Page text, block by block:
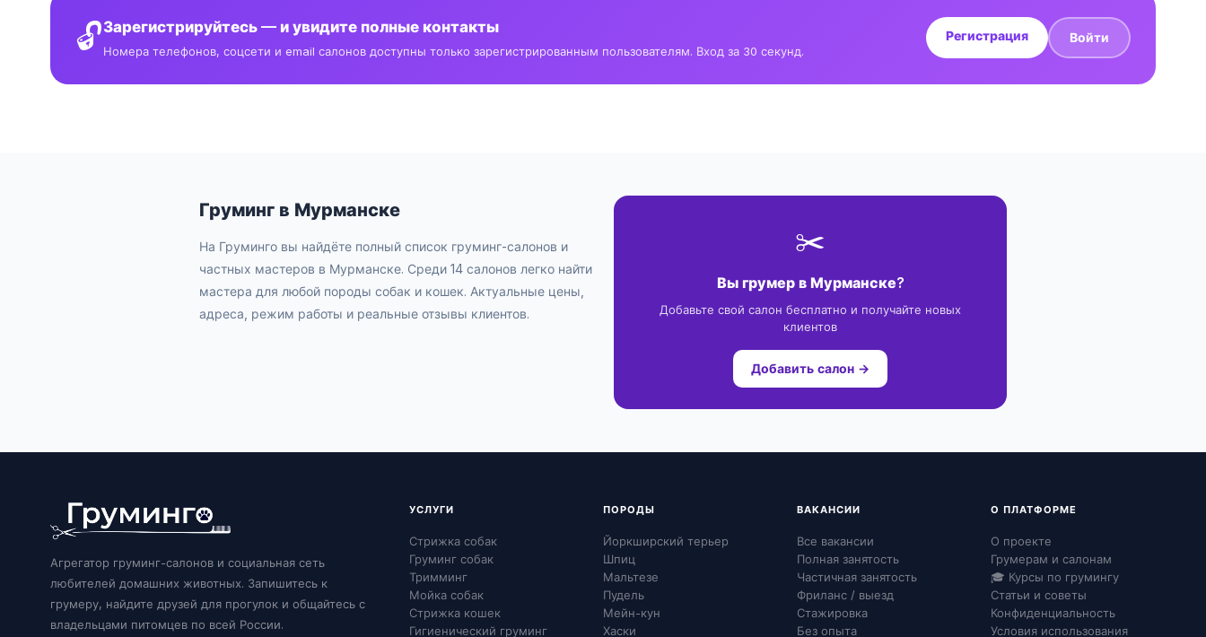
🔓Зарегистрируйтесь — и увидите полные контакты
Номера телефонов, соцсети и email салонов доступны только зарегистрированным пользователям. Вход за 30 секунд.
Регистрация Войти
Груминг в Мурманске
На Груминго вы найдёте полный список груминг-салонов и
частных мастеров в Мурманске. Среди 14 салонов легко найти
мастера для любой породы собак и кошек. Актуальные цены,
адреса, режим работы и реальные отзывы клиентов.
✂️
Вы грумер в Мурманске?
Добавьте свой салон бесплатно и получайте новых
клиентов
Добавить салон →
Агрегатор груминг-салонов и социальная сеть
любителей домашних животных. Запишитесь к
грумеру, найдите друзей для прогулок и общайтесь с
владельцами питомцев по всей России.
УСЛУГИ
Стрижка собак
Груминг собак
Тримминг
Мойка собак
Стрижка кошек
Гигиенический груминг
ПОРОДЫ
Йоркширский терьер
Шпиц
Мальтезе
Пудель
Мейн-кун
Хаски
ВАКАНСИИ
Все вакансии
Полная занятость
Частичная занятость
Фриланс / выезд
Стажировка
Без опыта
О ПЛАТФОРМЕ
О проекте
Грумерам и салонам
🎓 Курсы по грумингу
Статьи и советы
Конфиденциальность
Условия использования